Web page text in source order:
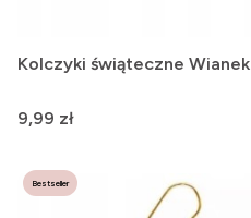
Kolczyki świąteczne Wianek
Cena
9,99 zł
Bestseller